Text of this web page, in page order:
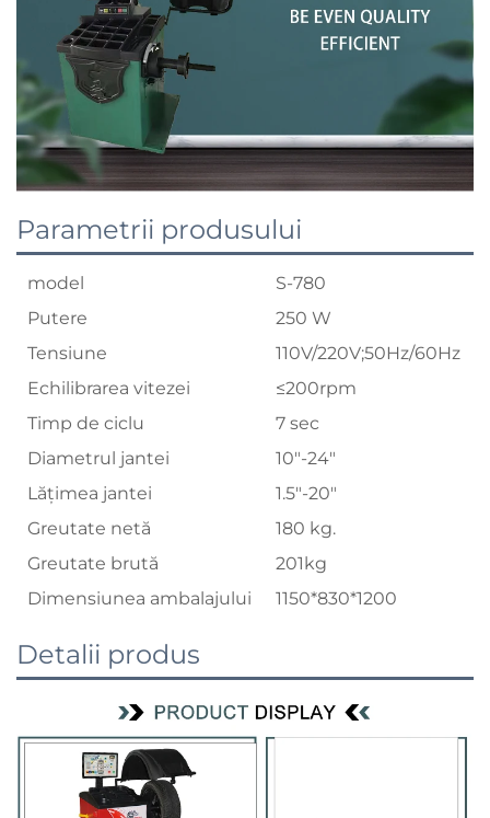
Parametrii produsului
model
S-780
Putere
250 W
Tensiune
110V/220V;50Hz/60Hz
Echilibrarea vitezei
≤200rpm
Timp de ciclu
7 sec
Diametrul jantei
10"-24"
Lățimea jantei
1.5"-20"
Greutate netă
180 kg.
Greutate brută
201kg
Dimensiunea ambalajului
1150*830*1200
Detalii produs